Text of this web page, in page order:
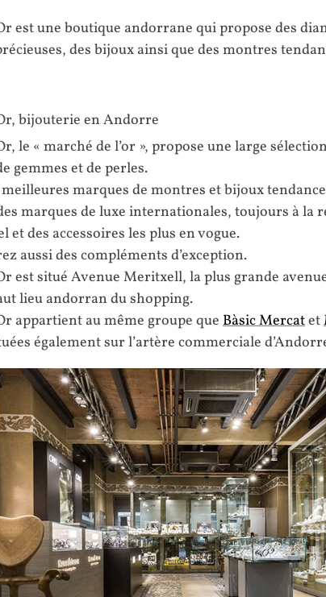
est une boutique andorrane qui propose des
des bijoux ainsi que des montres
bijouterie en Andorre
le « marché de l’or », propose une large
gemmes et de perles.
meilleures marques de montres et bijoux
marques de luxe internationales, toujours à la
et des accessoires les plus en vogue.
aussi des compléments d’exception.
est situé Avenue Meritxell, la plus grande
lieu andorran du shopping.
appartient au même groupe que Bàsic Mercatet
également sur l’artère commerciale